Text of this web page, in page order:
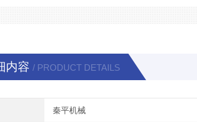
内容 / PRODUCT DETAILS
秦平机械